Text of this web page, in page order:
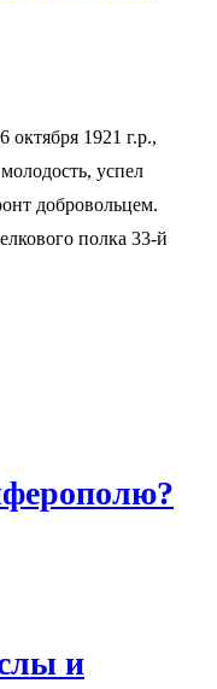
1921 г.р.,
успел
добровольцем.
полка 33-й
и